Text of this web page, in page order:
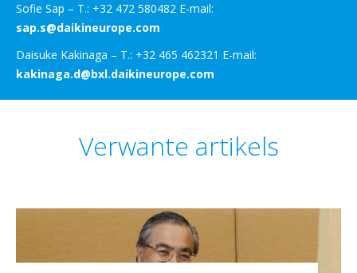
Sofie Sap – T.: +32 472 580482 E-mail:
sap.s@daikineurope.com
Daisuke Kakinaga – T.: +32 465 462321 E-mail:
kakinaga.d@bxl.daikineurope.com
Verwante artikels